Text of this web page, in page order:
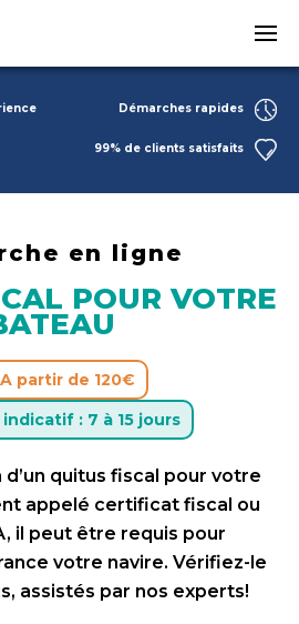
principal
Démarches rapides
99% de clients satisfaits
en ligne
POUR VOTRE
A partir de 120€
indicatif : 7 à 15 jours
quitus fiscal pour votre
appelé certificat fiscal ou
il peut être requis pour
votre navire. Vérifiez-le
assistés par nos experts!